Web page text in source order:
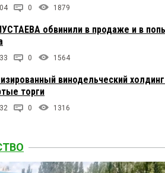
0 1879
обвинили в продаже и в
0 1564
винодельческий
торги
0 1316